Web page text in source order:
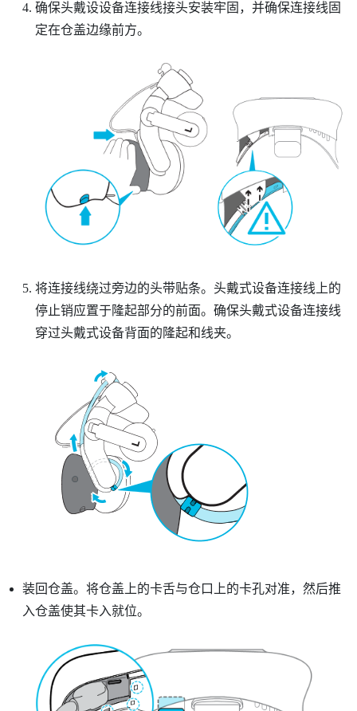
确保头戴设设备连接线接头安装牢固，并确保连接线固
定在仓盖边缘前方。
将连接线绕过旁边的头带贴条。头戴式设备连接线上的
停止销应置于隆起部分的前面。确保头戴式设备连接线
穿过头戴式设备背面的隆起和线夹。
装回仓盖。将仓盖上的卡舌与仓口上的卡孔对准，然后推
入仓盖使其卡入就位。